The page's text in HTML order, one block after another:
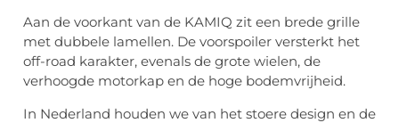
Aan de voorkant van de KAMIQ zit een brede grille
met dubbele lamellen. De voorspoiler versterkt het
off-road karakter, evenals de grote wielen, de
verhoogde motorkap en de hoge bodemvrijheid.
In Nederland houden we van het stoere design en de